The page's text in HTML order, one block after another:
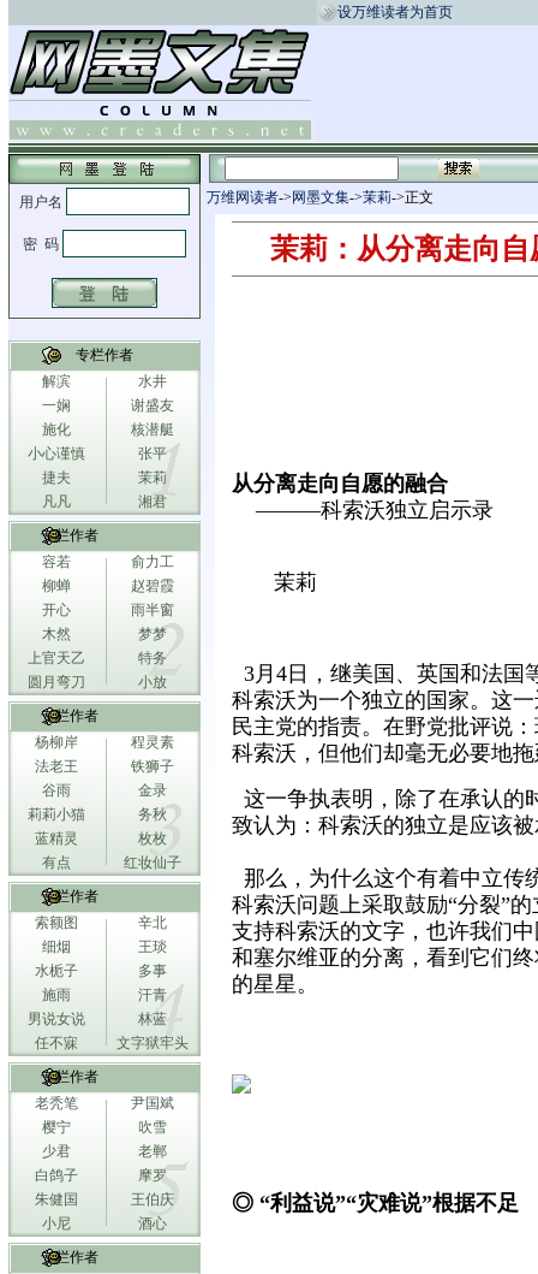
设万维读者为首页
专栏作者
解滨
水井
一娴
谢盛友
施化
核潜艇
小心谨慎
张平
捷夫
茉莉
凡凡
湘君
专栏作者
容若
俞力工
柳蝉
赵碧霞
开心
雨半窗
木然
梦梦
上官天乙
特务
圆月弯刀
小放
专栏作者
杨柳岸
程灵素
法老王
铁狮子
谷雨
金录
莉莉小猫
务秋
蓝精灵
枚枚
有点
红妆仙子
专栏作者
索额图
辛北
细烟
王琰
水栀子
多事
施雨
汗青
男说女说
林蓝
任不寐
文字狱牢头
专栏作者
老秃笔
尹国斌
樱宁
吹雪
少君
老郸
白鸽子
摩罗
朱健国
王伯庆
小尼
酒心
专栏作者
万维网读者-> 网墨文集->茉莉->正文
茉莉：从分离走向
从分离走向自愿的融合
———科索沃独立启示录
茉莉
3月4日，继美国、英国和法国
科索沃为一个独立的国家。这
民主党的指责。在野党批评说
科索沃，但他们却毫无必要地
这一争执表明，除了在承认的
致认为：科索沃的独立是应该
那么，为什么这个有着中立传
科索沃问题上采取鼓励“分裂”
支持科索沃的文字，也许我们
和塞尔维亚的分离，看到它们
的星星。
◎ “利益说”“灾难说”根据不足